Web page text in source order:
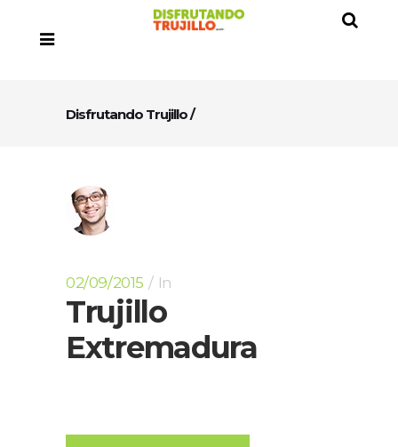
Disfrutando Trujillo/
02/09/2015 In
Trujillo
Extremadura